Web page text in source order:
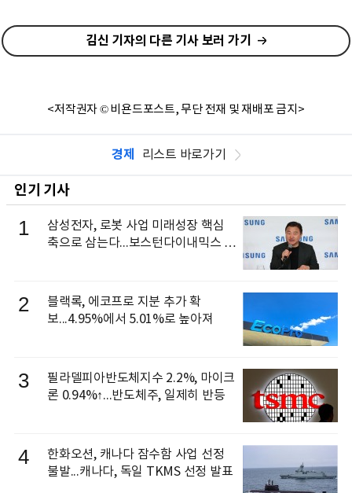
김신 기자의 다른 기사 보러 가기
<저작권자 © 비욘드포스트, 무단 전재 및 재배포 금지>
경제 리스트 바로가기
인기 기사
1
삼성전자, 로봇 사업 미래성장 핵심
축으로 삼는다...보스턴다이내믹스 출
2
블랙록, 에코프로 지분 추가 확
보...4.95%에서 5.01%로 높아져
3
필라델피아반도체지수 2.2%, 마이크
론 0.94%↑...반도체주, 일제히 반등
4
한화오션, 캐나다 잠수함 사업 선정
불발...캐나다, 독일 TKMS 선정 발표